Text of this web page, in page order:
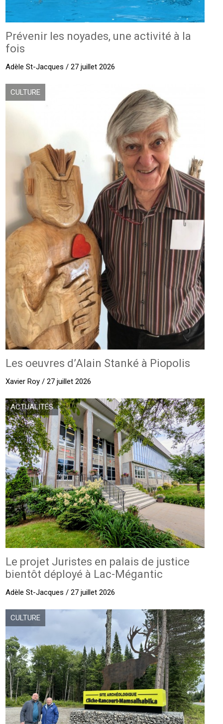
Prévenir les noyades, une activité à la
fois
Adèle St-Jacques / 27 juillet 2026
CULTURE
Les oeuvres d’Alain Stanké à Piopolis
Xavier Roy / 27 juillet 2026
ACTUALITÉS
Le projet Juristes en palais de justice
bientôt déployé à Lac-Mégantic
Adèle St-Jacques / 27 juillet 2026
CULTURE